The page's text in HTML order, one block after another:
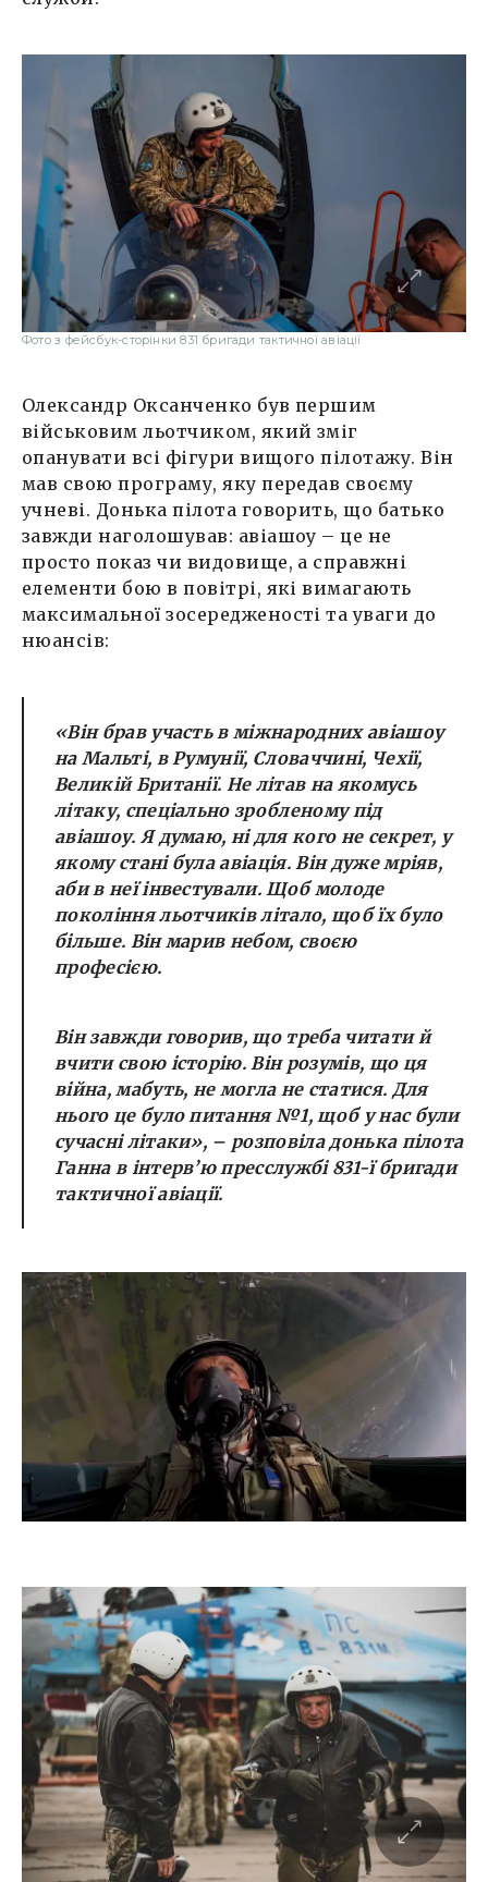
Фото з фейсбук-сторінки 831 бригади тактичної авіації
Олександр Оксанченко був першим
військовим льотчиком, який зміг
опанувати всі фігури вищого пілотажу. Він
мав свою програму, яку передав своєму
учневі. Донька пілота говорить, що батько
завжди наголошував: авіашоу – це не
просто показ чи видовище, а справжні
елементи бою в повітрі, які вимагають
максимальної зосередженості та уваги до
нюансів:
«Він брав участь в міжнародних авіашоу
на Мальті, в Румунії, Словаччині, Чехії,
Великій Британії. Не літав на якомусь
літаку, спеціально зробленому під
авіашоу. Я думаю, ні для кого не секрет, у
якому стані була авіація. Він дуже мріяв,
аби в неї інвестували. Щоб молоде
покоління льотчиків літало, щоб їх було
більше. Він марив небом, своєю
професією.
Він завжди говорив, що треба читати й
вчити свою історію. Він розумів, що ця
війна, мабуть, не могла не статися. Для
нього це було питання №1, щоб у нас були
сучасні літаки», – розповіла донька пілота
Ганна в інтерв’ю пресслужбі 831-ї бригади
тактичної авіації.